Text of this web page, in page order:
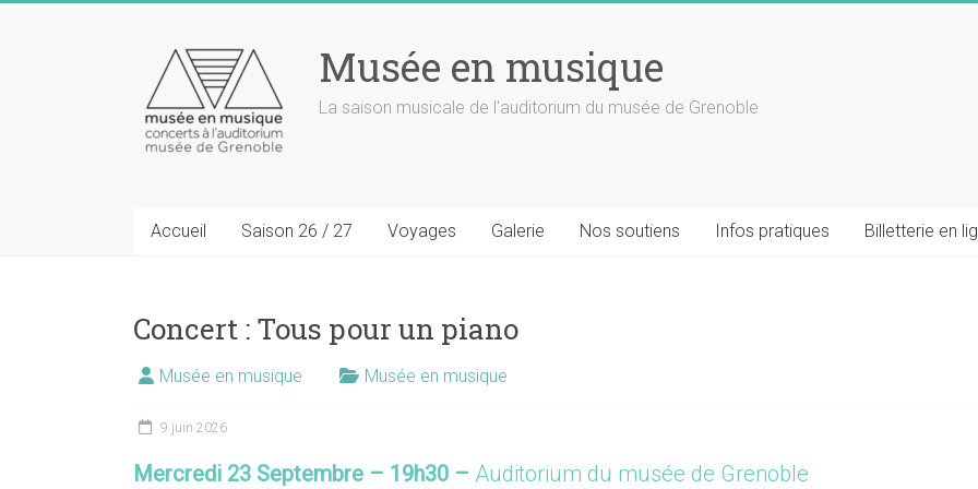
Musée en musique
La saison musicale de l'auditorium du musée de Grenoble
Accueil Saison 26 / 27 Voyages Galerie Nos soutiens Infos pratiques Billetterie en
Concert : Tous pour un piano
Musée en musique Musée en musique
9 juin 2026
Mercredi 23 Septembre – 19h30 – Auditorium du musée de Grenoble